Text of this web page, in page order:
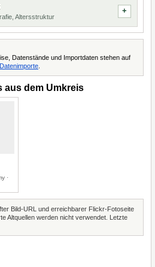
Altersstruktur
Datenstände und Importdaten stehen auf
aus dem Umkreis
·
Bild-URL und erreichbarer Flickr-Fotoseite
Altquellen werden nicht verwendet. Letzte